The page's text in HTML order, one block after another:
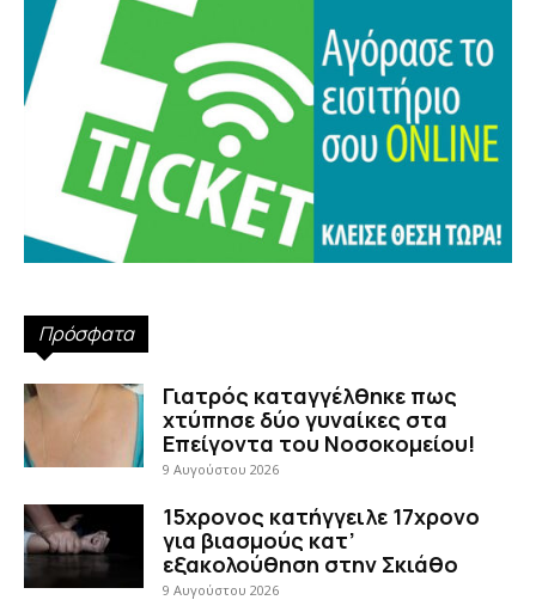
Πρόσφατα
Γιατρός καταγγέλθηκε πως
χτύπησε δύο γυναίκες στα
Επείγοντα του Νοσοκομείου!
9 Αυγούστου 2026
15χρονος κατήγγειλε 17χρονο
για βιασμούς κατ’
εξακολούθηση στην Σκιάθο
9 Αυγούστου 2026